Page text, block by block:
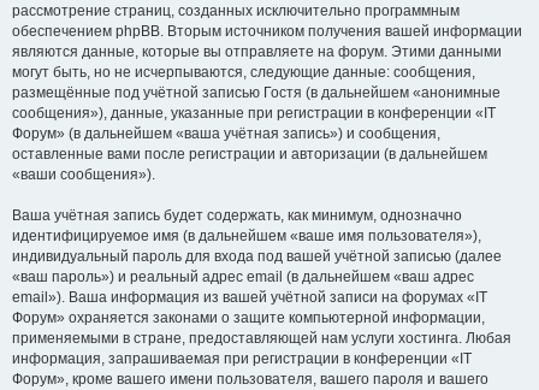
рассмотрение страниц, созданных исключительно программным
обеспечением phpBB. Вторым источником получения вашей информации
являются данные, которые вы отправляете на форум. Этими данными
могут быть, но не исчерпываются, следующие данные: сообщения,
размещённые под учётной записью Гостя (в дальнейшем «анонимные
сообщения»), данные, указанные при регистрации в конференции «IT
Форум» (в дальнейшем «ваша учётная запись») и сообщения,
оставленные вами после регистрации и авторизации (в дальнейшем
«ваши сообщения»).
Ваша учётная запись будет содержать, как минимум, однозначно
идентифицируемое имя (в дальнейшем «ваше имя пользователя»),
индивидуальный пароль для входа под вашей учётной записью (далее
«ваш пароль») и реальный адрес email (в дальнейшем «ваш адрес
email»). Ваша информация из вашей учётной записи на форумах «IT
Форум» охраняется законами о защите компьютерной информации,
применяемыми в стране, предоставляющей нам услуги хостинга. Любая
информация, запрашиваемая при регистрации в конференции «IT
Форум», кроме вашего имени пользователя, вашего пароля и вашего